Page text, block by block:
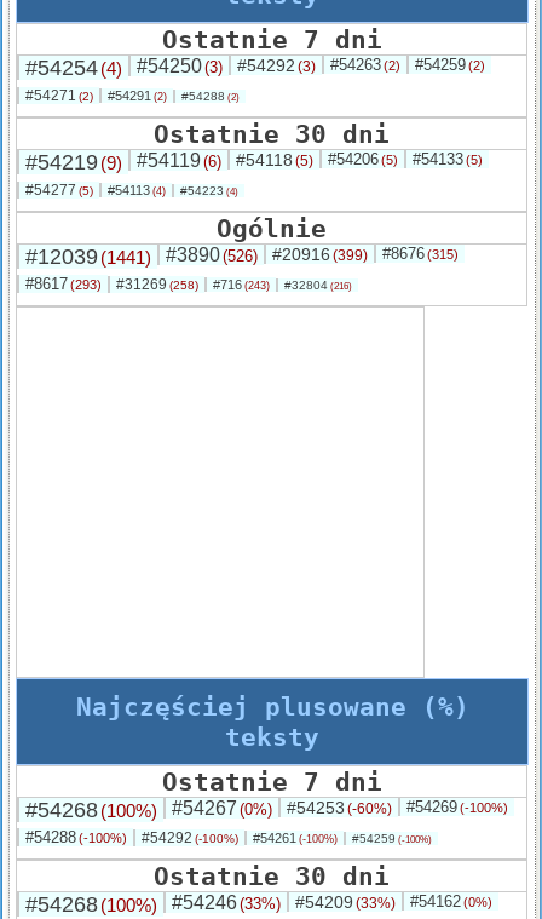
Ostatnie 7 dni
#54254(4) #54250(3) #54292 (3) #54263(2) #54259(2)
#54271 (2) #54291 (2) #54288 (2)
Ostatnie 30 dni
#54219(9) #54119(6) #54118 (5) #54206(5) #54133(5)
#54277 (5) #54113 (4) #54223 (4)
Ogólnie
#12039(1441) #3890(526) #20916 (399) #8676(315)
#8617(293) #31269 (258) #716 (243) #32804 (216)
Najczęściej plusowane (%)
teksty
Ostatnie 7 dni
#54268(100%) #54267 (0%) #54253 (-60%) #54269(-100%)
#54288(-100%) #54292 (-100%) #54261 (-100%) #54259 (-100%)
Ostatnie 30 dni
#54268(100%) #54246(33%) #54209 (33%) #54162(0%)